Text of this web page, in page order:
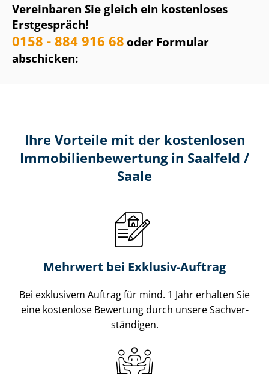
Vereinbaren Sie gleich ein kostenloses
Erstgespräch!
0158 - 884 916 68oder Formular
abschicken:
Ihre Vorteile mit der kostenlosen
Im­mo­bi­li­en­be­wer­tung in Saalfeld /
Saale
Mehrwert bei Exklusiv-Auftrag
Bei exklusivem Auftrag für mind. 1 Jahr erhalten Sie
eine kostenlose Bewertung durch unsere Sach­ver­
stän­di­gen.